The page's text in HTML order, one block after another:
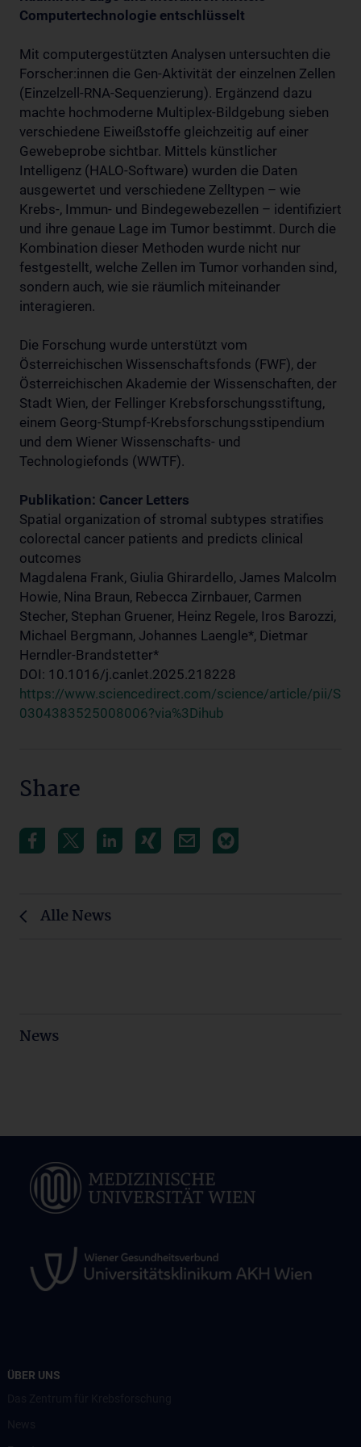
Computertechnologie entschlüsselt
Mit computergestützten Analysen untersuchten die
Forscher:innen die Gen-Aktivität der einzelnen Zellen
(Einzelzell-RNA-Sequenzierung). Ergänzend dazu
machte hochmoderne Multiplex-Bildgebung sieben
verschiedene Eiweißstoffe gleichzeitig auf einer
Gewebeprobe sichtbar. Mittels künstlicher
Intelligenz (HALO-Software) wurden die Daten
ausgewertet und verschiedene Zelltypen – wie
Krebs-, Immun- und Bindegewebezellen – identifiziert
und ihre genaue Lage im Tumor bestimmt. Durch die
Kombination dieser Methoden wurde nicht nur
festgestellt, welche Zellen im Tumor vorhanden sind,
sondern auch, wie sie räumlich miteinander
interagieren.
Die Forschung wurde unterstützt vom
Österreichischen Wissenschaftsfonds (FWF), der
Österreichischen Akademie der Wissenschaften, der
Stadt Wien, der Fellinger Krebsforschungsstiftung,
einem Georg-Stumpf-Krebsforschungsstipendium
und dem Wiener Wissenschafts- und
Technologiefonds (WWTF).
Publikation: Cancer Letters
Spatial organization of stromal subtypes stratifies
colorectal cancer patients and predicts clinical
outcomes
Magdalena Frank, Giulia Ghirardello, James Malcolm
Howie, Nina Braun, Rebecca Zirnbauer, Carmen
Stecher, Stephan Gruener, Heinz Regele, Iros Barozzi,
Michael Bergmann, Johannes Laengle*, Dietmar
Herndler-Brandstetter*
DOI: 10.1016/j.canlet.2025.218228
https://www.sciencedirect.com/science/article/pii/S
0304383525008006?via%3Dihub
Share
Alle News
News
ÜBER UNS